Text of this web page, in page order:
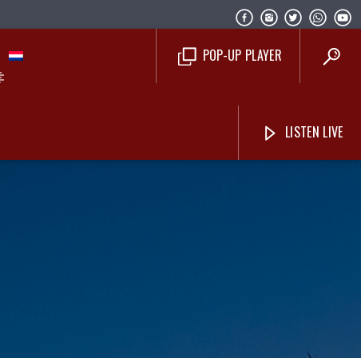
POP-UP PLAYER
LISTEN LIVE